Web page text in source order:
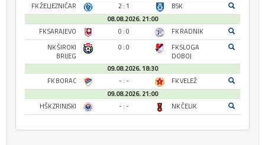
FK ŽELJEZNIČAR
2 : 1
BSK
08.08.2026. 21:00
FK SARAJEVO
0 : 0
FK RADNIK
NK ŠIROKI
BRIJEG
0 : 0
FK SLOGA
DOBOJ
09.08.2026. 18:30
FK BORAC
- : -
FK VELEŽ
09.08.2026. 21:00
HŠK ZRINJSKI
- : - NK ČELIK